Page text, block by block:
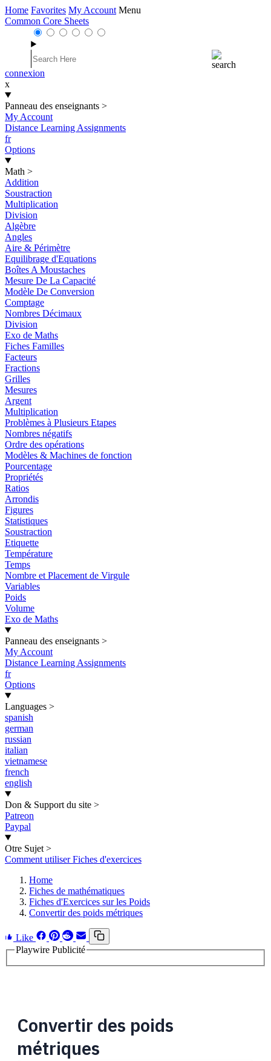
Home Favorites My Account Menu
Common Core Sheets
connexion
x
Panneau des enseignants >
My Account
Distance Learning Assignments
fr
Options
Math >
Addition
Soustraction
Multiplication
Division
Algèbre
Angles
Aire & Périmètre
Equilibrage d'Equations
Boîtes A Moustaches
Mesure De La Capacité
Modèle De Conversion
Comptage
Nombres Décimaux
Division
Exo de Maths
Fiches Familles
Facteurs
Fractions
Grilles
Mesures
Argent
Multiplication
Problèmes à Plusieurs Etapes
Nombres négatifs
Ordre des opérations
Modèles & Machines de fonction
Pourcentage
Propriétés
Ratios
Arrondis
Figures
Statistiques
Soustraction
Etiquette
Température
Temps
Nombre et Placement de Virgule
Variables
Poids
Volume
Exo de Maths
Panneau des enseignants >
My Account
Distance Learning Assignments
fr
Options
Languages >
spanish
german
russian
italian
vietnamese
french
english
Don & Support du site >
Patreon
Paypal
Otre Sujet >
Comment utiliser Fiches d'exercices
Home
Fiches de mathématiques
Fiches d'Exercices sur les Poids
Convertir des poids métriques
Like
Playwire Publicité
Convertir des poids
métriques